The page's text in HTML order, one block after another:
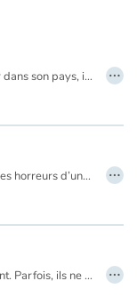
Hana est réfugiée en France, car dans son pays, il y a la guerre. La nuit, elle dort, avec sa maman, dans un musée, tout près de « Mademoiselle Vole ». Mais ça, il ne faut pas le dire, c'est un secret. Jusqu'au jour où... …
Todor, enfant Kosovar, va subir les horreurs d’une guerre dont il ne comprend pas les raisons. Sa famille décimée, il s’enfuit vers Mitrovica, à la recherche de son grand frère Milan. Au cours de ce périple, il vivra la richesse de rencontres mais aussi la difficile réalité des camps de réfugiés. Cependant, l’enfant cultivera toujours l’espoir et la volonté de retrouver son pays et ses racines. Comme le papillon blanc, Todor prendra-t-il son envol ? …
Elle et lui s’aiment incroyablement. Parfois, ils ne se comprennent pas. Et pourtant… …